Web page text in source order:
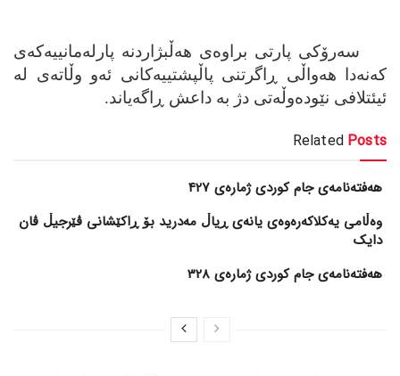
سه‌رۆکی پارتی براوه‌ی هه‌ڵبژاردنه‌ پارله‌مانییه‌که‌ی
که‌نه‌دا هه‌واڵی ڕاگرتنی پاڵپشتییه‌کانی ئه‌و وڵاته‌ی له‌
ئیئتلافی نێوده‌وڵه‌تی دژ به‌ داعش ڕاگه‌یاند.
Related Posts
هەفتەنامەی جام کوردی ژمارەی 427
وەڵامی یەکلاکەرەوەی یانەی ڕیاڵ مەدرید بۆ ڕاکێشانی ڤێرجیڵ ڤان
دایک
هەفتەنامەی جام کوردی ژمارەی 328